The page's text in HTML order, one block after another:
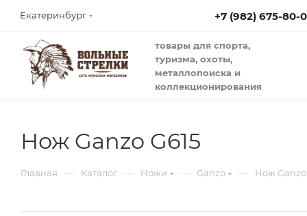
Екатеринбург +7 (982) 675-80-
товары для спорта,
туризма, охоты,
металлопоиска и
коллекционирования
Нож Ganzo G615
Главная — Каталог — Ножи — Ganzo — Нож Ganzo